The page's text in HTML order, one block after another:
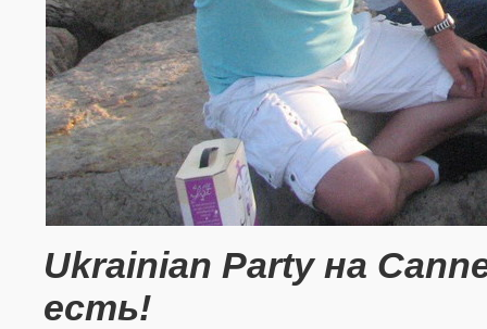
Ukrainian Party на
есть!